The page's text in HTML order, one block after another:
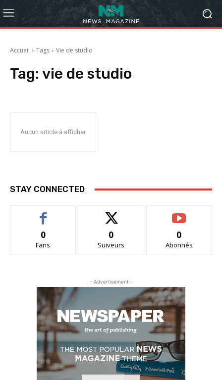
Accueil Tags Vie de studio
Tag: vie de studio
Aucun article à afficher
STAY CONNECTED
0
Fans
0
Suiveurs
0
Abonnés
- Advertisement -